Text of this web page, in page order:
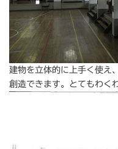
建物を立体的に上手く使え
創造できます。とてもわく